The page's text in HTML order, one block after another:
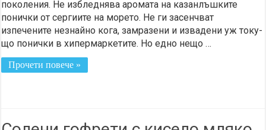
поколения. Не избледнява аромата на казанлъшките
понички от сергиите на морето. Не ги засенчват
изпечените незнайно кога, замразени и извадени уж току-
що понички в хипермаркетите. Но едно нещо …
Прочети повече »